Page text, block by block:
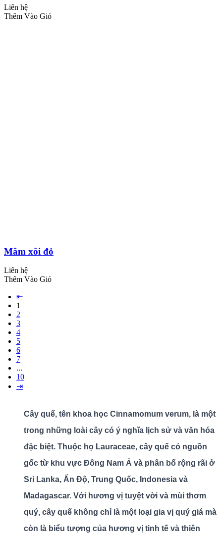
Liên hệ
Thêm Vào Giỏ
Mâm xôi đỏ
Liên hệ
Thêm Vào Giỏ
⇤
1
2
3
4
5
6
7
...
10
⇥
Cây quế, tên khoa học Cinnamomum verum, là một
trong những loài cây có ý nghĩa lịch sử và văn hóa
đặc biệt. Thuộc họ Lauraceae, cây quế có nguồn
gốc từ khu vực Đông Nam Á và phân bố rộng rãi ở
Sri Lanka, Ấn Độ, Trung Quốc, Indonesia và
Madagascar. Với hương vị tuyệt vời và mùi thơm
quý, cây quế không chỉ là một loại gia vị quý giá mà
còn là biểu tượng của hương vị tinh tế và thiên